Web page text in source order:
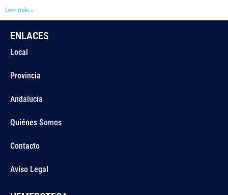
Leer más »
ENLACES
Local
Provincia
Andalucía
Quiénes Somos
Contacto
Aviso Legal